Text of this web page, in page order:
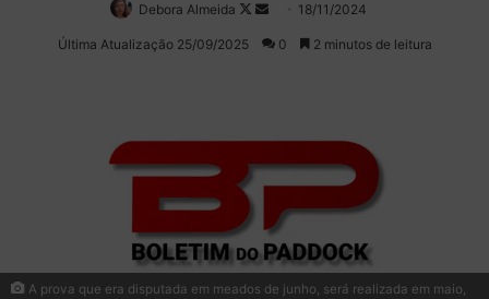
Debora Almeida
Follow
on
Mande
um
18/11/2024
Última Atualização 25/09/2025 0 2 minutos de leitura
A prova que era disputada em meados de junho, será realizada em maio,